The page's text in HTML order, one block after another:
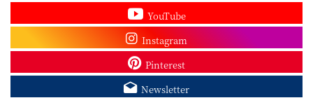
Sehen Sie mehr
YouTube
Besuchen Sie unser
Instagram
Sieh dir unsere Pins
Pinterest
Melden Sie sich zum
Newsletter